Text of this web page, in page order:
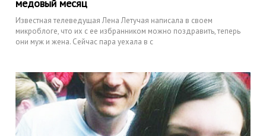
медовый месяц
Известная телеведущая Лена Летучая написала в своем
микроблоге, что их с ее избранником можно поздравить, теперь
они муж и жена. Сейчас пара уехала в с